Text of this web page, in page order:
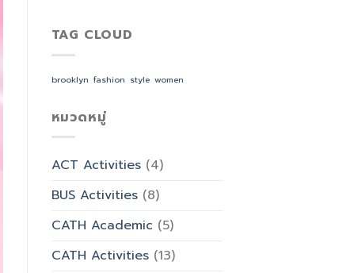
การ
“Transforming
วัน
ผู้
ตั้ง
TAG CLOUD
brooklyn fashion style women
หมวดหมู่
ACT Activities(4)
BUS Activities(8)
CATH Academic (5)
CATH Activities(13)